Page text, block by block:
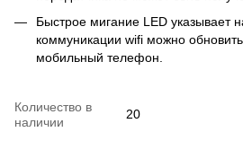
Быстрое мигание LED указывает
коммуникации wifi можно
мобильный телефон.
Количество в
наличии
20